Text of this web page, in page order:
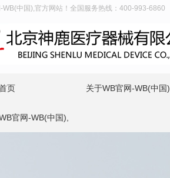
WB(中国),官方网站！全国服务热线：400-993-6860
页 关于WB官网-WB(中国),
官网-WB(中国),